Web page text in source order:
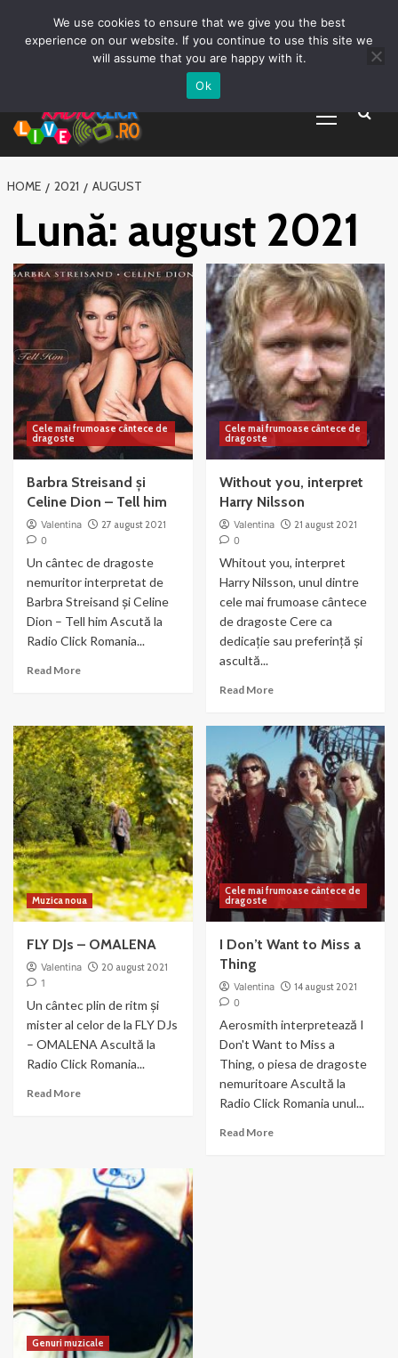
Promovare Artisti noi
Vrei sa fii DJ?
Menu
HOME 2021 AUGUST
Lună: august 2021
Cele mai frumoase cântece de
dragoste
Barbra Streisand și
Celine Dion – Tell him
Valentina
27 august 2021
0
Un cântec de dragoste
nemuritor interpretat de
Barbra Streisand și Celine
Dion – Tell him Ascută la
Radio Click Romania...
Read MoreRead
Streisand
și
Celine
Dion
–
Tell
him
Cele mai frumoase cântece de
dragoste
Without you, interpret
Harry Nilsson
Valentina
21 august 2021
0
Whitout you, interpret
Harry Nilsson, unul dintre
cele mai frumoase cântece
de dragoste Cere ca
dedicație sau preferință și
ascultă...
Read MoreRead
Without
you,
interpret
Harry
Nilsson
Muzica noua
FLY DJs – OMALENA
Valentina
20 august 2021
1
Un cântec plin de ritm și
mister al celor de la FLY DJs
– OMALENA Ascultă la
Radio Click Romania...
Read MoreRead
OMALENA
Cele mai frumoase cântece de
dragoste
I Don’t Want to Miss a
Thing
Valentina
14 august 2021
0
Aerosmith interpretează I
Don't Want to Miss a
Thing, o piesa de dragoste
nemuritoare Ascultă la
Radio Click Romania unul...
Read MoreRead
Genuri muzicale
We use cookies to ensure that we give you the best
experience on our website. If you continue to use this site we
will assume that you are happy with it.
Ok